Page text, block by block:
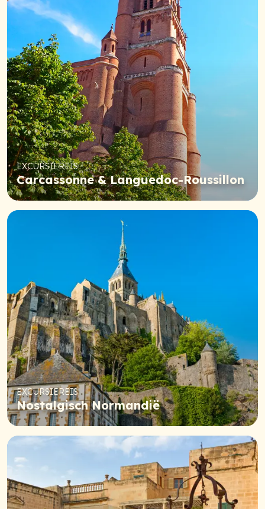
EXCURSIEREIS
Carcassonne & Languedoc-Roussillon
EXCURSIEREIS
Nostalgisch Normandië